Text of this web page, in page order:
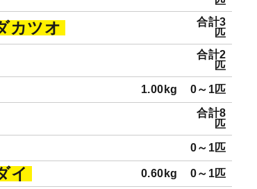
カツオ
合計3
匹
合計2
匹
1.00kg 0～1匹
合計8
匹
0～1匹
イ 0.60kg 0～1匹